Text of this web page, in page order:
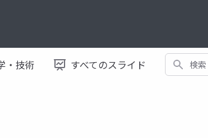
・技術 すべてのスライド 検索